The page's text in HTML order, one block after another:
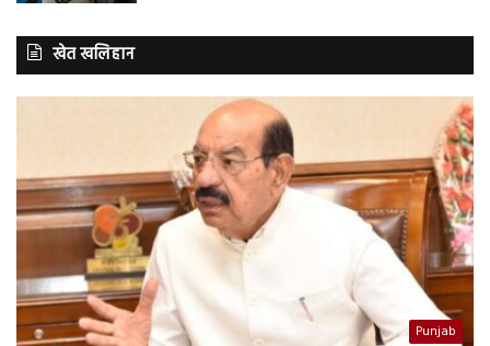
खेत खलिहान
Punjab